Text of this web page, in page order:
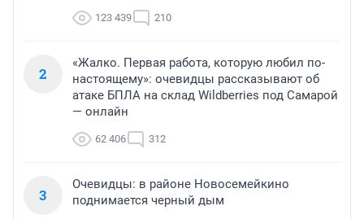
123 439 210
2
«Жалко. Первая работа, которую любил по-
настоящему»: очевидцы рассказывают об
атаке БПЛА на склад Wildberries под Самарой
— онлайн
62 406 312
3
Очевидцы: в районе Новосемейкино
поднимается черный дым